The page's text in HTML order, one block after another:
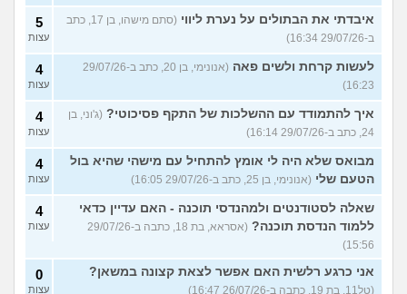
איבדתי את הבתולים על נערת ליווי
(סתם מישהו, בן 17, כתב
ב-29/07/26 16:34)
5
עצות
לעשות קרחת ולשים פאה
(אנונימי, בן 20, כתב ב-29/07/26
16:23)
4
עצות
איך להתמודד עם ההשלכות של התקף פסיכוטי? (ג'וני, בן
24, כתב ב-29/07/26 16:14)
4
עצות
מבואס שלא היה לי אומץ להתחיל עם מישהי שהיא בול
הטעם שלי (אנונימי, בן 25, כתב ב-29/07/26 16:05)
4
עצות
שאלה לסטודנטים ולמהנדסי תוכנה - האם עדיין כדאי
ללמוד הנדסת תוכנה?
(אסראא, בת 18, כתבה ב-29/07/26
15:56)
4
עצות
אני כרגע רלשית האם אפשר לצאת קצונה במשאן?
(טל11, בת 19, כתבה ב-26/07/26 16:47)
0
עצות